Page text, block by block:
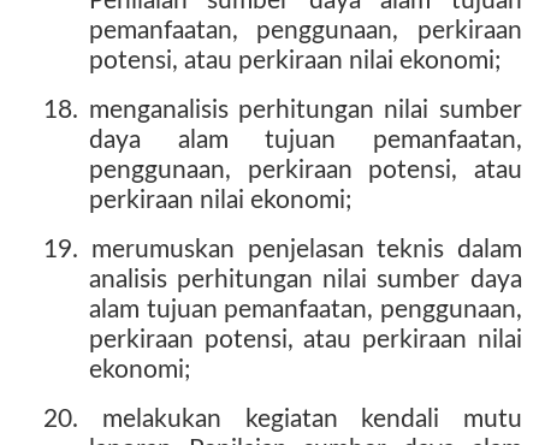
pemanfaatan, penggunaan, perkiraan
potensi, atau perkiraan nilai ekonomi;
18. menganalisis perhitungan nilai sumber
daya alam tujuan pemanfaatan,
penggunaan, perkiraan potensi, atau
perkiraan nilai ekonomi;
19. merumuskan penjelasan teknis dalam
analisis perhitungan nilai sumber daya
alam tujuan pemanfaatan, penggunaan,
perkiraan potensi, atau perkiraan nilai
ekonomi;
20. melakukan kegiatan kendali mutu